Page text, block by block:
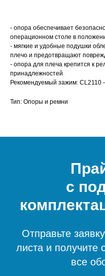
- опора обеспечивает
операционном столе в
- мягкие и удобные подушки
плечо и предотвращают
- опора для плеча крепится к
принадлежностей
Рекомендуемый зажим: CL2110
Тип: Опоры и ремни
с
Отправьте
листа и получите
все